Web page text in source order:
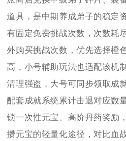
道具，是中期养成弟子的稳定
有固定免费挑战次数，次数耗
外购买挑战次数，优先选择橙
高，小号辅助玩法也适配该机
清理强盗，大号可同步领取成
配套成就系统累计击退对应数
锁一次性元宝、高阶丹药奖励
攒元宝的轻量化途径，对比血